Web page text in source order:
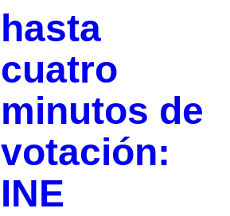
hasta
cuatro
minutos de
votación:
INE